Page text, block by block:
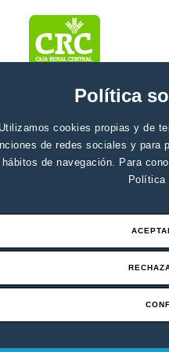
Política
cookies propias y de
de redes sociales y para
hábitos de navegación. Para
Política
Aviso legal